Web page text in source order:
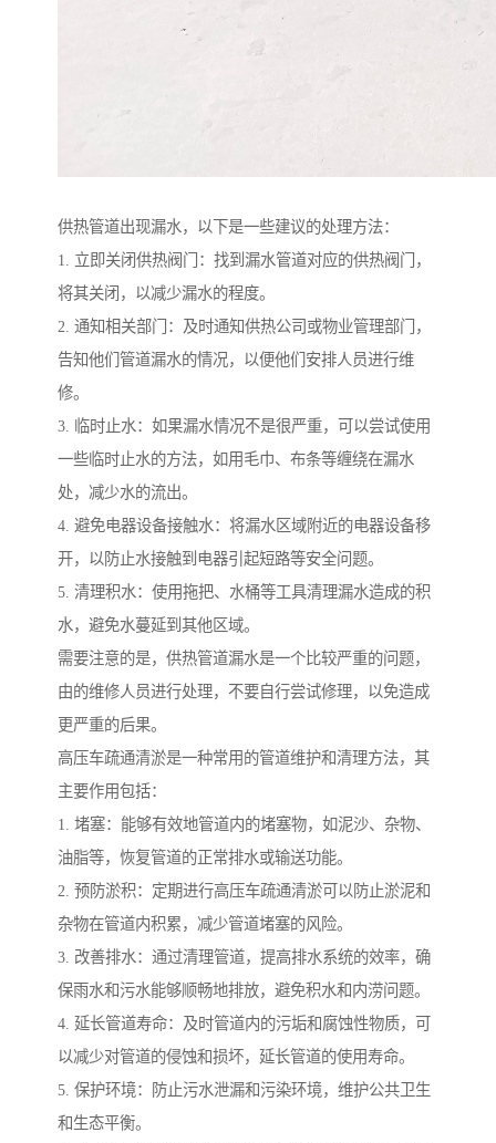
供热管道出现漏水，以下是一些建议的处理方法：
1. 立即关闭供热阀门：找到漏水管道对应的供热阀门，
将其关闭，以减少漏水的程度。
2. 通知相关部门：及时通知供热公司或物业管理部门，
告知他们管道漏水的情况，以便他们安排人员进行维
修。
3. 临时止水：如果漏水情况不是很严重，可以尝试使用
一些临时止水的方法，如用毛巾、布条等缠绕在漏水
处，减少水的流出。
4. 避免电器设备接触水：将漏水区域附近的电器设备移
开，以防止水接触到电器引起短路等安全问题。
5. 清理积水：使用拖把、水桶等工具清理漏水造成的积
水，避免水蔓延到其他区域。
需要注意的是，供热管道漏水是一个比较严重的问题，
由的维修人员进行处理，不要自行尝试修理，以免造成
更严重的后果。
高压车疏通清淤是一种常用的管道维护和清理方法，其
主要作用包括：
1. 堵塞：能够有效地管道内的堵塞物，如泥沙、杂物、
油脂等，恢复管道的正常排水或输送功能。
2. 预防淤积：定期进行高压车疏通清淤可以防止淤泥和
杂物在管道内积累，减少管道堵塞的风险。
3. 改善排水：通过清理管道，提高排水系统的效率，确
保雨水和污水能够顺畅地排放，避免积水和内涝问题。
4. 延长管道寿命：及时管道内的污垢和腐蚀性物质，可
以减少对管道的侵蚀和损坏，延长管道的使用寿命。
5. 保护环境：防止污水泄漏和污染环境，维护公共卫生
和生态平衡。